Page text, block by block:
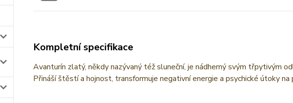
Kompletní specifikace
Avanturín zlatý, někdy nazývaný též sluneční, je nádherný svým třpytivým
Přináší štěstí a hojnost, transformuje negativní energie a psychické útoky